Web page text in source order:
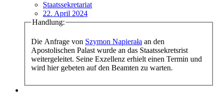
Staatssekretariat
22. April 2024
Handlung:
Die Anfrage von Szymon Napierała
Apostolischen Palast wurde an das Staatssekretsrist
weitergeleitet. Seine Exzellenz erhielt einen Termin und
wird hier gebeten auf den Beamten zu warten.